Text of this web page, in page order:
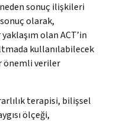
sonuç ilişkileri
olarak,
olan ACT’in
kullanılabilecek
önemli veriler
terapisi, bilişsel
ölçeği,